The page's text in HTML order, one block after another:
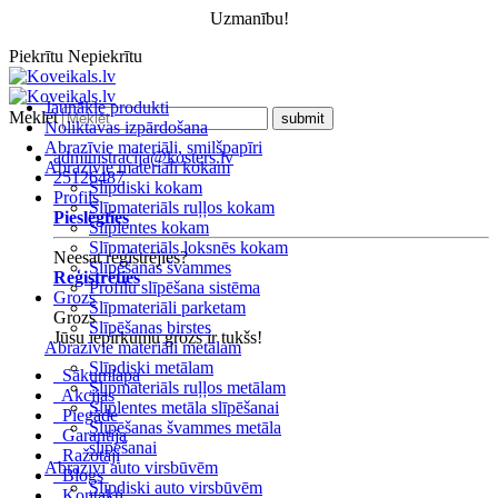
Uzmanību!
Piekrītu Nepiekrītu
Jaunākie produkti
Noliktavas izpārdošana
Abrazīvie materiāli, smilšpapīri
Abrazīvie materiāli kokam
Slīpdiski kokam
Slīpmateriāls ruļļos kokam
Slīplentes kokam
Slīpmateriāls loksnēs kokam
Slīpēšanas švammes
Profilu slīpēšana sistēma
Slīpmateriāli parketam
Slīpēšanas birstes
Abrazīvie materiāli metālam
Slīpdiski metālam
Slīpmateriāls ruļļos metālam
Slīplentes metāla slīpēšanai
Slīpēšanas švammes metāla
slīpēšanai
Abrazīvi auto virsbūvēm
Slīpdiski auto virsbūvēm
Meklēt
administracija@kosters.lv
25126487
Profils
Pieslēgties
Neesat reģistrējies?
Reģistrēties
Grozs
Grozs
Jūsu iepirkumu grozs ir tukšs!
Sākumlapa
Akcijas
Piegāde
Garantija
Ražotāji
Blogs